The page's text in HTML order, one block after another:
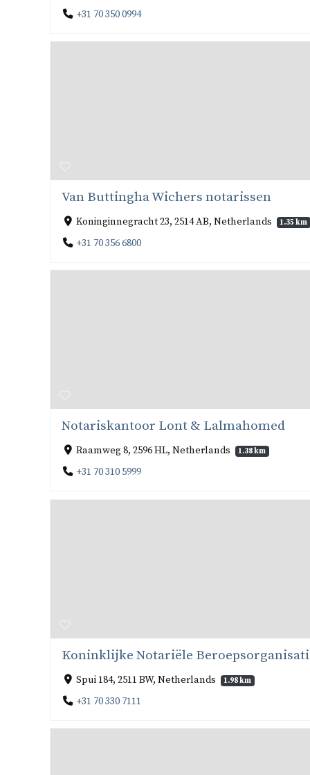
+31 70 350 0994
Van Buttingha Wichers notarissen
Koninginnegracht 23, 2514 AB, Netherlands 1.35 km
+31 70 356 6800
Notariskantoor Lont & Lalmahomed
Raamweg 8, 2596 HL, Netherlands 1.38 km
+31 70 310 5999
Koninklijke Notariële
Spui 184, 2511 BW, Netherlands 1.98 km
+31 70 330 7111